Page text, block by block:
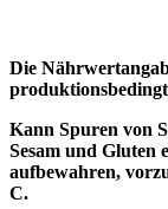
Die
Kann Spuren von
Sesam und Gluten
aufbewahren,
C.